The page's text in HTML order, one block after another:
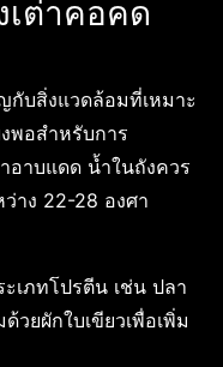
เต่าคอคด
กับสิ่งแวดล้อมที่เหมาะ
พอสำหรับการ
อาบแดด น้ำในถังควร
าง 22-28 องศา
เภทโปรตีน เช่น ปลา
วยผักใบเขียวเพื่อเพิ่ม